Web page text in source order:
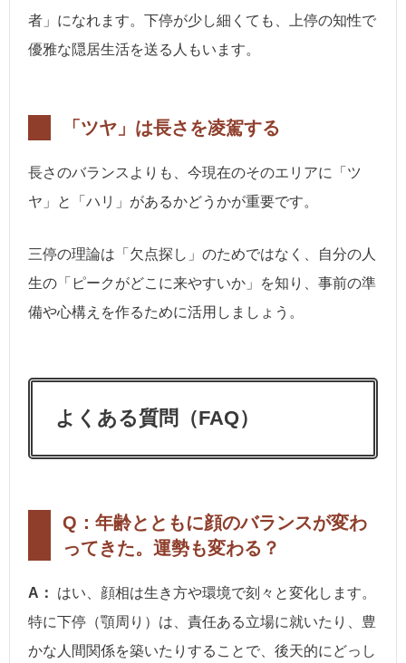
者」になれます。下停が少し細くても、上停の知性で
優雅な隠居生活を送る人もいます。
「ツヤ」は長さを凌駕する
長さのバランスよりも、今現在のそのエリアに「ツ
ヤ」と「ハリ」があるかどうかが重要です。
三停の理論は「欠点探し」のためではなく、自分の人
生の「ピークがどこに来やすいか」を知り、事前の準
備や心構えを作るために活用しましょう。
よくある質問（FAQ）
Q：年齢とともに顔のバランスが変わ
ってきた。運勢も変わる？
A：
はい、顔相は生き方や環境で刻々と変化します。
特に下停（顎周り）は、責任ある立場に就いたり、豊
かな人間関係を築いたりすることで、後天的にどっし